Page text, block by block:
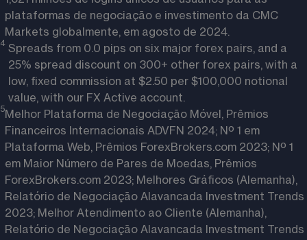
plataformas de negociação e investimento da CMC
Markets globalmente, em agosto de 2024.
4 Spreads from 0.0 pips on six major forex pairs, and a
25% spread discount on 300+ other forex pairs, with a
low, fixed commission at $2.50 per $100,000 notional
value, with our FX Active account.
5Melhor Plataforma de Negociação Móvel, Prêmios
Financeiros Internacionais ADVFN 2024; Nº 1 em
Plataforma Web, Prêmios ForexBrokers.com 2023; Nº 1
em Maior Número de Pares de Moedas, Prêmios
ForexBrokers.com 2023; Melhores Gráficos (Alemanha),
Relatório de Negociação Alavancada Investment Trends
2023; Melhor Atendimento ao Cliente (Alemanha),
Relatório de Negociação Alavancada Investment Trends